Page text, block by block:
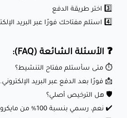
3️⃣ اختر طريقة الدفع
4️⃣ استلم مفتاحك فورًا عبر البريد الإلكتروني
❓ الأسئلة الشائعة (FAQ):
⏱️ متى سأستلم مفتاح التنشيط؟
📩 فورًا بعد الدفع عبر البريد الإلكتروني.
🛡️ هل الترخيص أصلي؟
✔️ نعم، رسمي بنسبة 100% من مايكروسوفت.